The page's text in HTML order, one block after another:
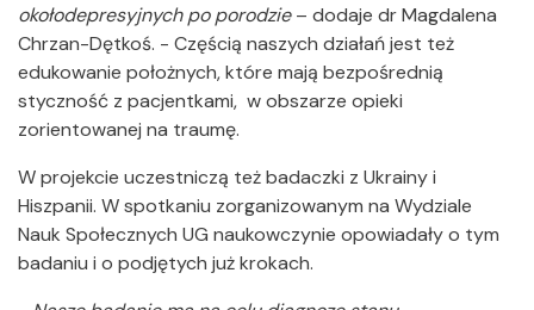
okołodepresyjnych po porodzie– dodaje dr Magdalena
Chrzan-Dętkoś. - Częścią naszych działań jest też
edukowanie położnych, które mają bezpośrednią
styczność z pacjentkami, w obszarze opieki
zorientowanej na traumę.
W projekcie uczestniczą też badaczki z Ukrainy i
Hiszpanii. W spotkaniu zorganizowanym na Wydziale
Nauk Społecznych UG naukowczynie opowiadały o tym
badaniu i o podjętych już krokach.